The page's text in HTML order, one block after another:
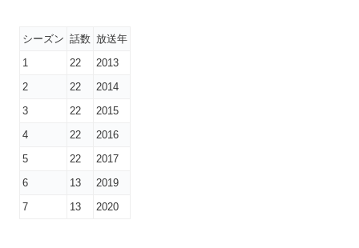
シーズン 話数 放送年
1
22
2013
2
22
2014
3
22
2015
4
22
2016
5
22
2017
6
13
2019
7
13 2020